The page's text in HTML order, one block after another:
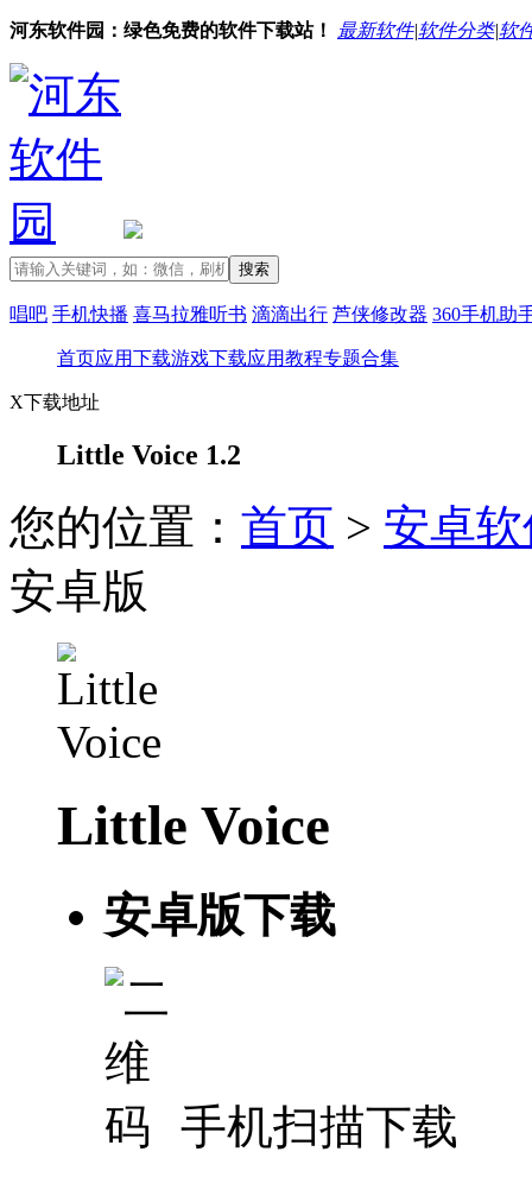
河东软件园：绿色免费的软件下载站！ 最新软件|软件分类|软
唱吧 手机快播 喜马拉雅听书 滴滴出行 芦侠修改器 360手机助
首页应用下载游戏下载应用教程专题合集
X下载地址
Little Voice 1.2
您的位置： 首页 > 安卓
安卓版
Little Voice
安卓版下载
手机扫描下载